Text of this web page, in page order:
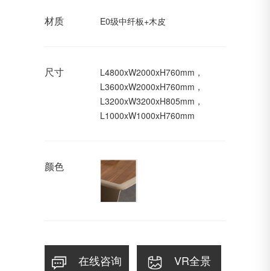
材质 E0级中纤板+木皮
尺寸
L4800xW2000xH760mm，
L3600xW2000xH760mm，
L3200xW3200xH805mm，
L1000xW1000xH760mm
颜色
在线咨询 VR全景